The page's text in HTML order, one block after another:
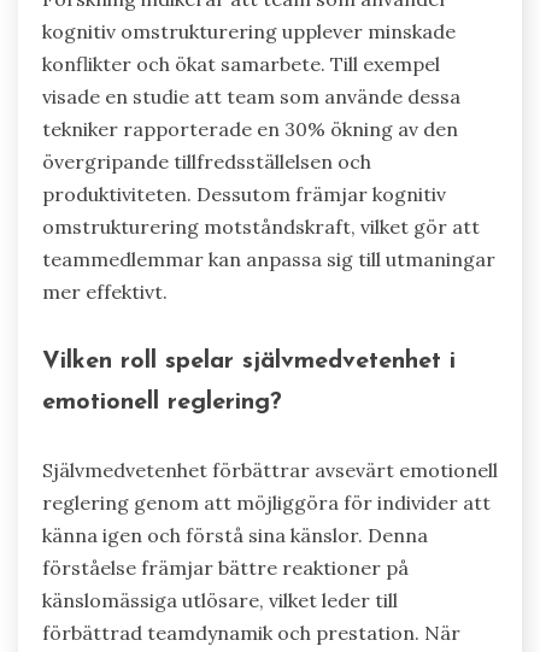
kognitiv omstrukturering upplever minskade
konflikter och ökat samarbete. Till exempel
visade en studie att team som använde dessa
tekniker rapporterade en 30% ökning av den
övergripande tillfredsställelsen och
produktiviteten. Dessutom främjar kognitiv
omstrukturering motståndskraft, vilket gör att
teammedlemmar kan anpassa sig till utmaningar
mer effektivt.
Vilken roll spelar självmedvetenhet i
emotionell reglering?
Självmedvetenhet förbättrar avsevärt emotionell
reglering genom att möjliggöra för individer att
känna igen och förstå sina känslor. Denna
förståelse främjar bättre reaktioner på
känslomässiga utlösare, vilket leder till
förbättrad teamdynamik och prestation. När